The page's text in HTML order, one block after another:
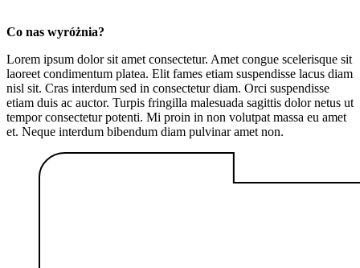
Co nas wyróżnia?
Lorem ipsum dolor sit amet consectetur. Amet congue scelerisque sit
laoreet condimentum platea. Elit fames etiam suspendisse lacus diam
nisl sit. Cras interdum sed in consectetur diam. Orci suspendisse
etiam duis ac auctor. Turpis fringilla malesuada sagittis dolor netus ut
tempor consectetur potenti. Mi proin in non volutpat massa eu amet
et. Neque interdum bibendum diam pulvinar amet non.